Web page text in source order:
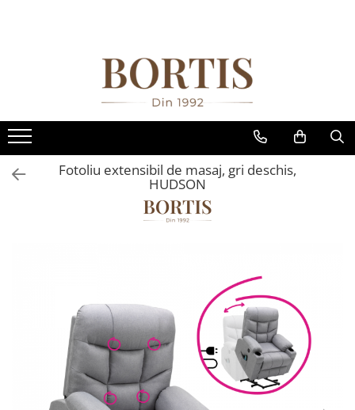
Fotolii balansoar/relaxante
Canapele
Coltare/canapele in L
Comode
Comode lux-ultramoderne
Masute de cafea
Mese sufragerie/dining
Rafturi/ etajere carti
Scaune living/dining
Set mobilier Living
Fotoliu extensibil de masaj, gri deschis,
HUDSON